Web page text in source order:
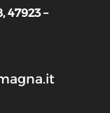
47923 –